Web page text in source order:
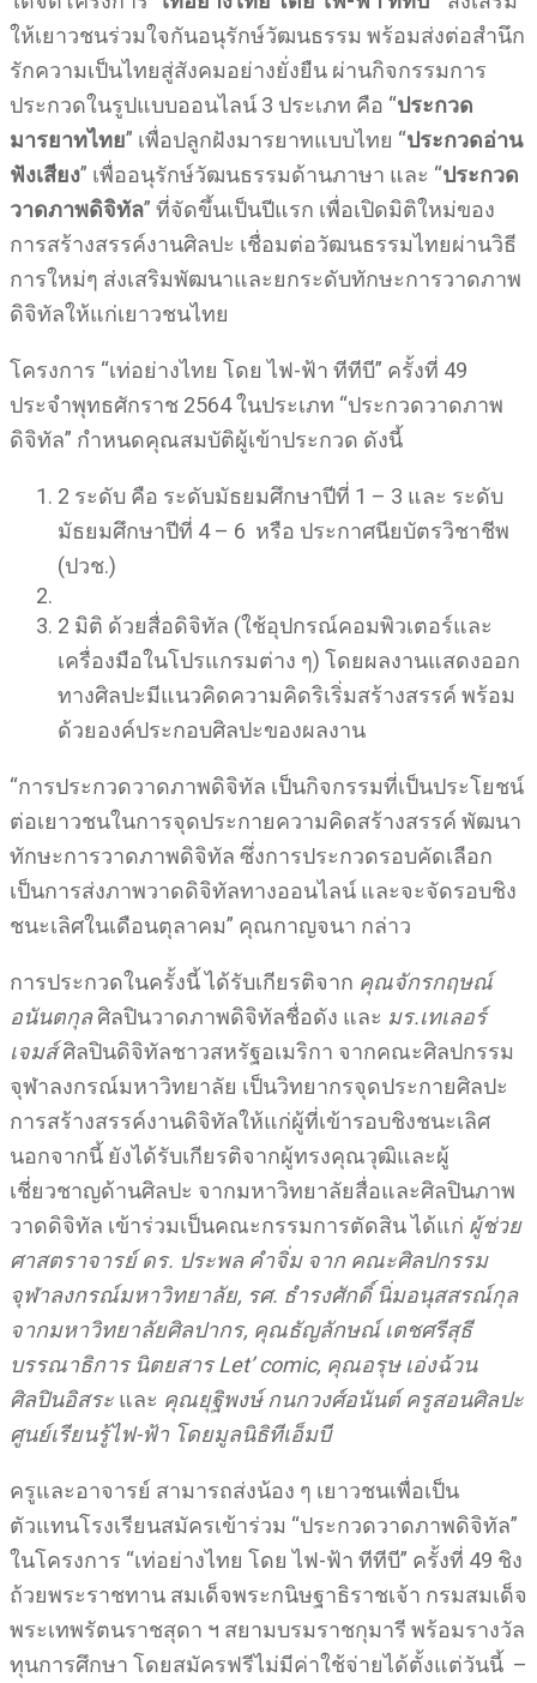
ให้เยาวชนร่วมใจกันอนุรักษ์วัฒนธรรม พร้อมส่งต่อสำนึก
รักความเป็นไทยสู่สังคมอย่างยั่งยืน ผ่านกิจกรรมการ
ประกวดในรูปแบบออนไลน์ 3 ประเภท คือ “ประกวด
มารยาทไทย” เพื่อปลูกฝังมารยาทแบบไทย “ประกวดอ่าน
ฟังเสียง” เพื่ออนุรักษ์วัฒนธรรมด้านภาษา และ “ประกวด
วาดภาพดิจิทัล” ที่จัดขึ้นเป็นปีแรก เพื่อเปิดมิติใหม่ของ
การสร้างสรรค์งานศิลปะ เชื่อมต่อวัฒนธรรมไทยผ่านวิธี
การใหม่ๆ ส่งเสริมพัฒนาและยกระดับทักษะการวาดภาพ
ดิจิทัลให้แก่เยาวชนไทย
โครงการ “เท่อย่างไทย โดย ไฟ-ฟ้า ทีทีบี” ครั้งที่ 49
ประจำพุทธศักราช 2564 ในประเภท “ประกวดวาดภาพ
ดิจิทัล” กำหนดคุณสมบัติผู้เข้าประกวด ดังนี้
2 ระดับ คือ ระดับมัธยมศึกษาปีที่ 1 – 3 และ ระดับ
มัธยมศึกษาปีที่ 4 – 6 หรือ ประกาศนียบัตรวิชาชีพ
(ปวช.)
2 มิติ ด้วยสื่อดิจิทัล (ใช้อุปกรณ์คอมพิวเตอร์และ
เครื่องมือในโปรแกรมต่าง ๆ) โดยผลงานแสดงออก
ทางศิลปะมีแนวคิดความคิดริเริ่มสร้างสรรค์ พร้อม
ด้วยองค์ประกอบศิลปะของผลงาน
“การประกวดวาดภาพดิจิทัล เป็นกิจกรรมที่เป็นประโยชน์
ต่อเยาวชนในการจุดประกายความคิดสร้างสรรค์ พัฒนา
ทักษะการวาดภาพดิจิทัล ซึ่งการประกวดรอบคัดเลือก
เป็นการส่งภาพวาดดิจิทัลทางออนไลน์ และจะจัดรอบชิง
ชนะเลิศในเดือนตุลาคม” คุณกาญจนา กล่าว
การประกวดในครั้งนี้ ได้รับเกียรติจาก คุณจักรกฤษณ์​
อนันตกุลศิลปินวาดภาพดิจิทัลชื่อดัง และ มร.เทเลอร์
เจมส์ศิลปินดิจิทัลชาวสหรัฐอเมริกา จากคณะศิลปกรรม
จุฬาลงกรณ์มหาวิทยาลัย เป็นวิทยากรจุดประกายศิลปะ
การสร้างสรรค์งานดิจิทัลให้แก่ผู้ที่เข้ารอบชิงชนะเลิศ
นอกจากนี้ ยังได้รับเกียรติจากผู้ทรงคุณวุฒิและผู้
เชี่ยวชาญด้านศิลปะ จากมหาวิทยาลัยสื่อและศิลปินภาพ
วาดดิจิทัล เข้าร่วมเป็นคณะกรรมการตัดสิน ได้แก่ ผู้ช่วย
ศาสตราจารย์ ดร. ประพล คำจิ่ม จาก คณะศิลปกรรม
จุฬาลงกรณ์มหาวิทยาลัย, รศ. ธำรงศักดิ์ นิ่มอนุสสรณ์กุล
จากมหาวิทยาลัยศิลปากร, คุณธัญลักษณ์ เตชศรีสุธี
บรรณาธิการ นิตยสารLet’ comic, คุณอรุษ เอ่งฉ้วน
ศิลปินอิสระ และ คุณยุฐิพงษ์​ กนกวงศ์อนันต์ ครูสอนศิลปะ
ศูนย์เรียนรู้ไฟ-ฟ้า โดยมูลนิธิทีเอ็มบี
ครูและอาจารย์ สามารถส่งน้อง ๆ เยาวชนเพื่อเป็น
ตัวแทนโรงเรียนสมัครเข้าร่วม “ประกวดวาดภาพดิจิทัล”
ในโครงการ “เท่อย่างไทย โดย ไฟ-ฟ้า ทีทีบี” ครั้งที่ 49 ชิง
ถ้วยพระราชทาน สมเด็จพระกนิษฐาธิราชเจ้า กรมสมเด็จ
พระเทพรัตนราชสุดา ฯ สยามบรมราชกุมารี พร้อมรางวัล
ทุนการศึกษา โดยสมัครฟรีไม่มีค่าใช้จ่ายได้ตั้งแต่วันนี้ –